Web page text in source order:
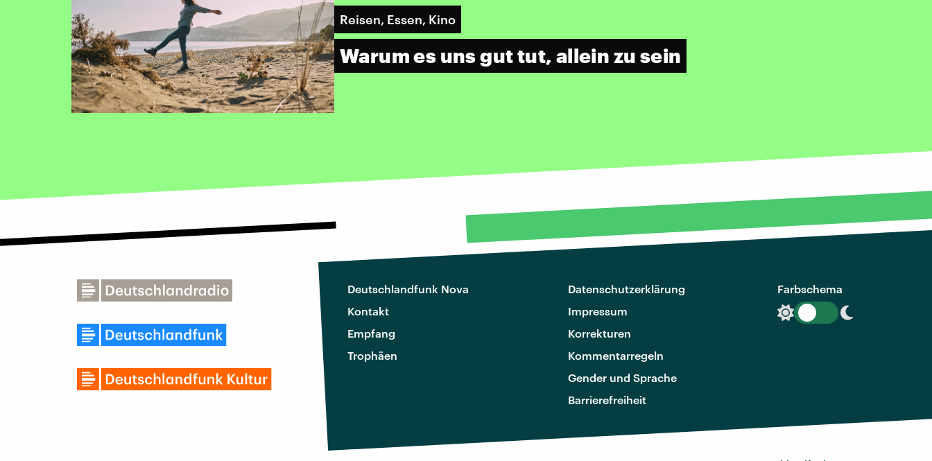
Reisen, Essen, Kino
Warum es uns gut tut, allein zu sein
Deutschlandfunk Nova
Kontakt
Empfang
Trophäen
Datenschutzerklärung
Impressum
Korrekturen
Kommentarregeln
Gender und Sprache
Barrierefreiheit
Farbschema